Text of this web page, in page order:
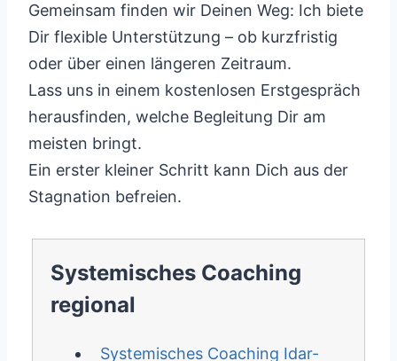
Gemeinsam finden wir Deinen Weg: Ich biete
Dir flexible Unterstützung – ob kurzfristig
oder über einen längeren Zeitraum.
Lass uns in einem kostenlosen Erstgespräch
herausfinden, welche Begleitung Dir am
meisten bringt.
Ein erster kleiner Schritt kann Dich aus der
Stagnation befreien.
Systemisches Coaching
regional
Systemisches Coaching Idar-